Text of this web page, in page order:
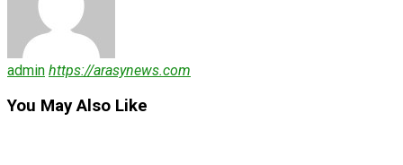
admin https://arasynews.com
You May Also Like